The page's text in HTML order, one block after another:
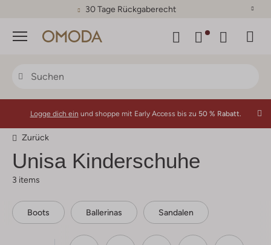
30 Tage Rückgaberecht
Menü
Logge dich ein und shoppe mit Early Access bis zu 50 % Rabatt.
Zurück
UnisaKinderschuhe
3 items
Boots Ballerinas Sandalen